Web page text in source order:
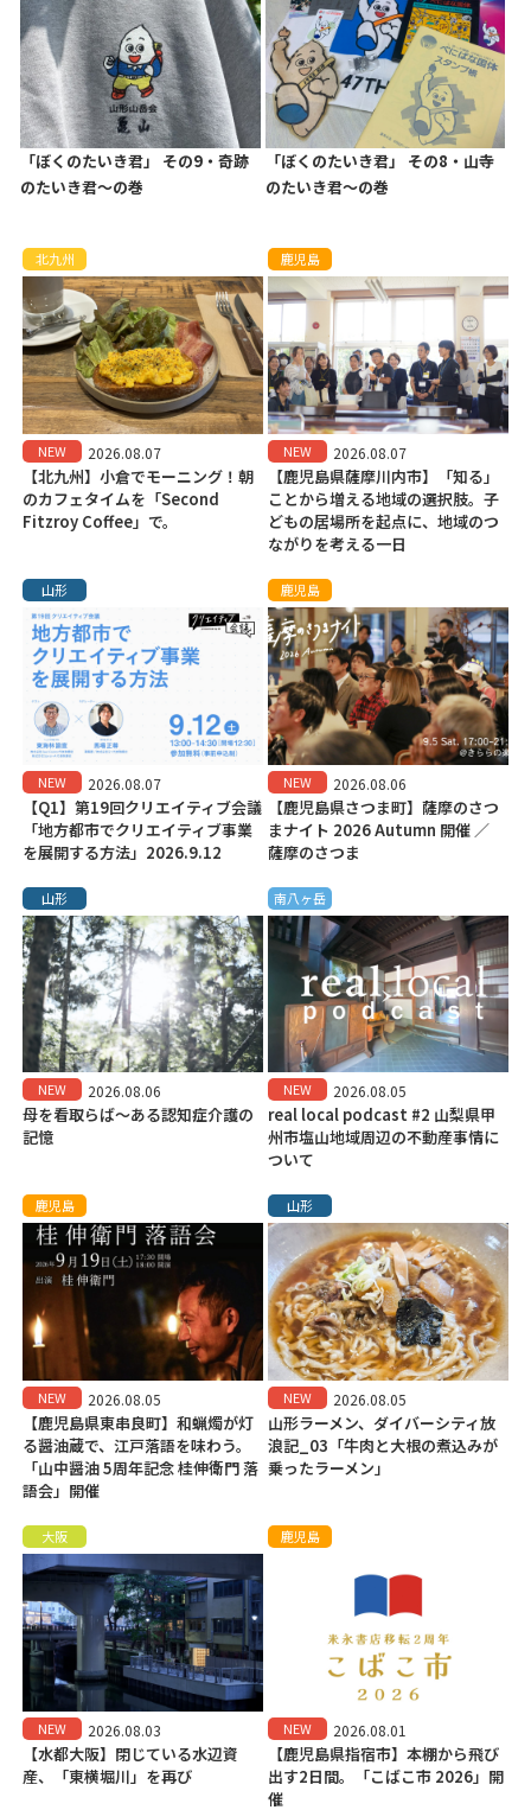
「ぼくのたいき君」 その9・奇跡
のたいき君～の巻
「ぼくのたいき君」 その8・山寺
のたいき君～の巻
北九州
NEW 2026.08.07
【北九州】小倉でモーニング！朝
のカフェタイムを「Second
Fitzroy Coffee」で。
鹿児島
NEW 2026.08.07
【鹿児島県薩摩川内市】「知る」
ことから増える地域の選択肢。子
どもの居場所を起点に、地域のつ
ながりを考える一日
山形
NEW 2026.08.07
【Q1】第19回クリエイティブ会議
「地方都市でクリエイティブ事業
を展開する方法」2026.9.12
鹿児島
NEW 2026.08.06
【鹿児島県さつま町】薩摩のさつ
まナイト 2026 Autumn 開催 ／
薩摩のさつま
山形
NEW 2026.08.06
母を看取らば～ある認知症介護の
記憶
南八ヶ岳
NEW 2026.08.05
real local podcast #2 山梨県甲
州市塩山地域周辺の不動産事情に
ついて
鹿児島
NEW 2026.08.05
【鹿児島県東串良町】和蝋燭が灯
る醤油蔵で、江戸落語を味わう。
「山中醤油 5周年記念 桂伸衛門 落
語会」開催
山形
NEW 2026.08.05
山形ラーメン、ダイバーシティ放
浪記_03「牛肉と大根の煮込みが
乗ったラーメン」
大阪
NEW 2026.08.03
【水都大阪】閉じている水辺資
産、「東横堀川」を再び
鹿児島
NEW 2026.08.01
【鹿児島県指宿市】本棚から飛び
出す2日間。「こばこ市 2026」開
催